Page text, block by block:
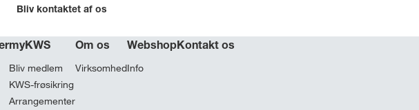
Bliv kontaktet af os
myKWS
Bliv medlem
KWS-frøsikring
Arrangementer
Om os
Virksomhed
Webshop
Info
Kontakt os